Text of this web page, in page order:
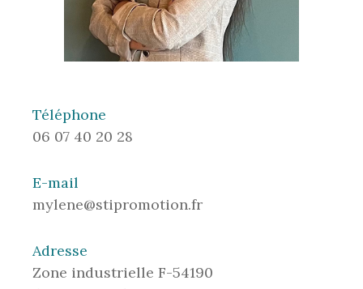
Téléphone
06 07 40 20 28
E-mail
mylene@stipromotion.fr
Adresse
Zone industrielle F-54190